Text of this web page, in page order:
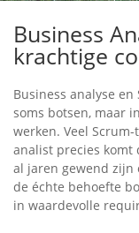
Business
krachtige
Business analyse
soms botsen, maar
werken. Veel
analist precies komt
al jaren gewend zijn
de échte behoefte
in waardevolle